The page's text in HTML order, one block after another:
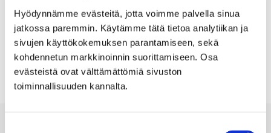
Hyödynnämme evästeitä, jotta voimme palvella sinua
jatkossa paremmin. Käytämme tätä tietoa analytiikan ja
sivujen käyttökokemuksen parantamiseen, sekä
kohdennetun markkinoinnin suorittamiseen. Osa
evästeistä ovat välttämättömiä sivuston
toiminnallisuuden kannalta.
Käyttölupahakemus